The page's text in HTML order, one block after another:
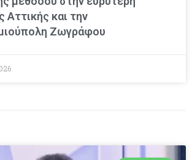
Αττικής και την
Ζωγράφου